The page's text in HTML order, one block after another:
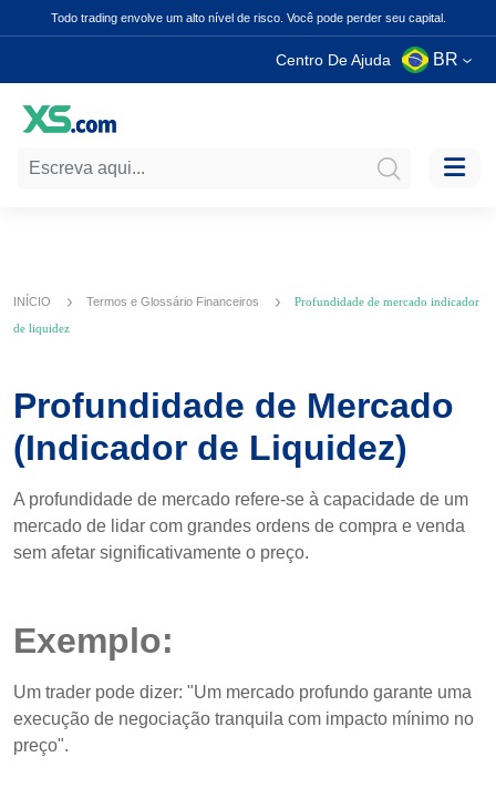
Todo trading envolve um alto nível de risco. Você pode perder seu capital.
Centro De Ajuda BR
INÍCIO Termos e Glossário Financeiros
Profundidade de mercado indicador
de liquidez
Profundidade de Mercado
(Indicador de Liquidez)
A profundidade de mercado refere-se à capacidade de um
mercado de lidar com grandes ordens de compra e venda
sem afetar significativamente o preço.
Exemplo:
Um trader pode dizer: "Um mercado profundo garante uma
execução de negociação tranquila com impacto mínimo no
preço".